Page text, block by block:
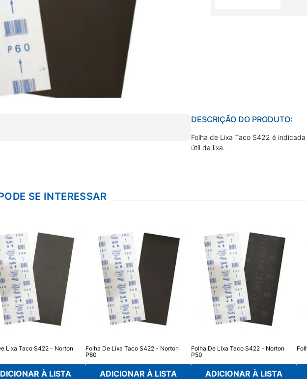
DESCRIÇÃO DO PRODUTO:
Folha de Lixa Taco S422 é
útil da lixa.
Lixa Taco S422 - Norton
À LISTA
Folha De Lixa Taco S422 - Norton
P80
ADICIONAR À LISTA
Folha De Lixa Taco S422 - Norton
P50
ADICIONAR À LISTA